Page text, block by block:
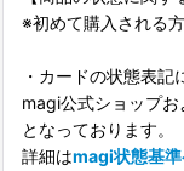
※初めて購入される
・カードの状態表記
magi公式ショップ
となっております。
詳細はmagi状態基